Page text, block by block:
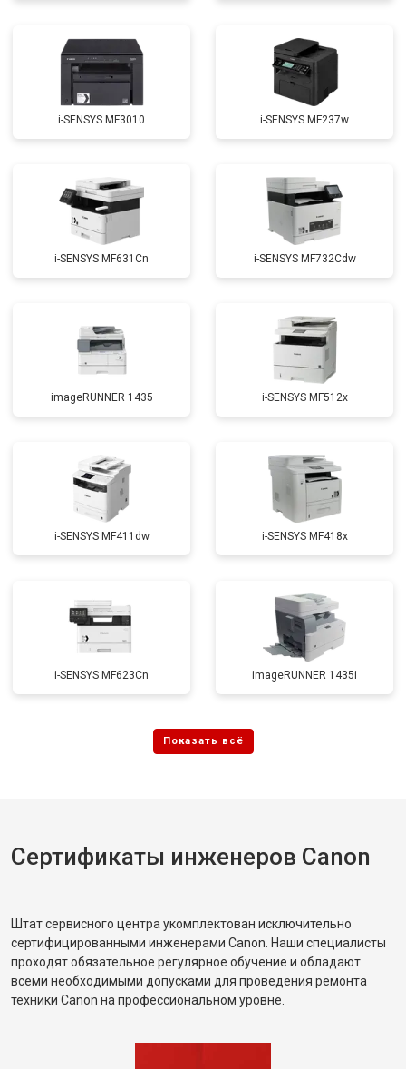
i-SENSYS MF3010 i-SENSYS MF237w
i-SENSYS MF631Cn i-SENSYS MF732Cdw
imageRUNNER 1435 i-SENSYS MF512x
i-SENSYS MF411dw i-SENSYS MF418x
i-SENSYS MF623Cn imageRUNNER 1435i
Сертификаты инженеров Canon
Штат сервисного центра укомплектован исключительно
сертифицированными инженерами Canon. Наши специалисты
проходят обязательное регулярное обучение и обладают
всеми необходимыми допусками для проведения ремонта
техники Canon на профессиональном уровне.